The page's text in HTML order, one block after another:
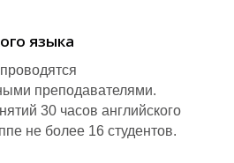
языка
преподавателями.
30 часов английского
не более 16 студентов.